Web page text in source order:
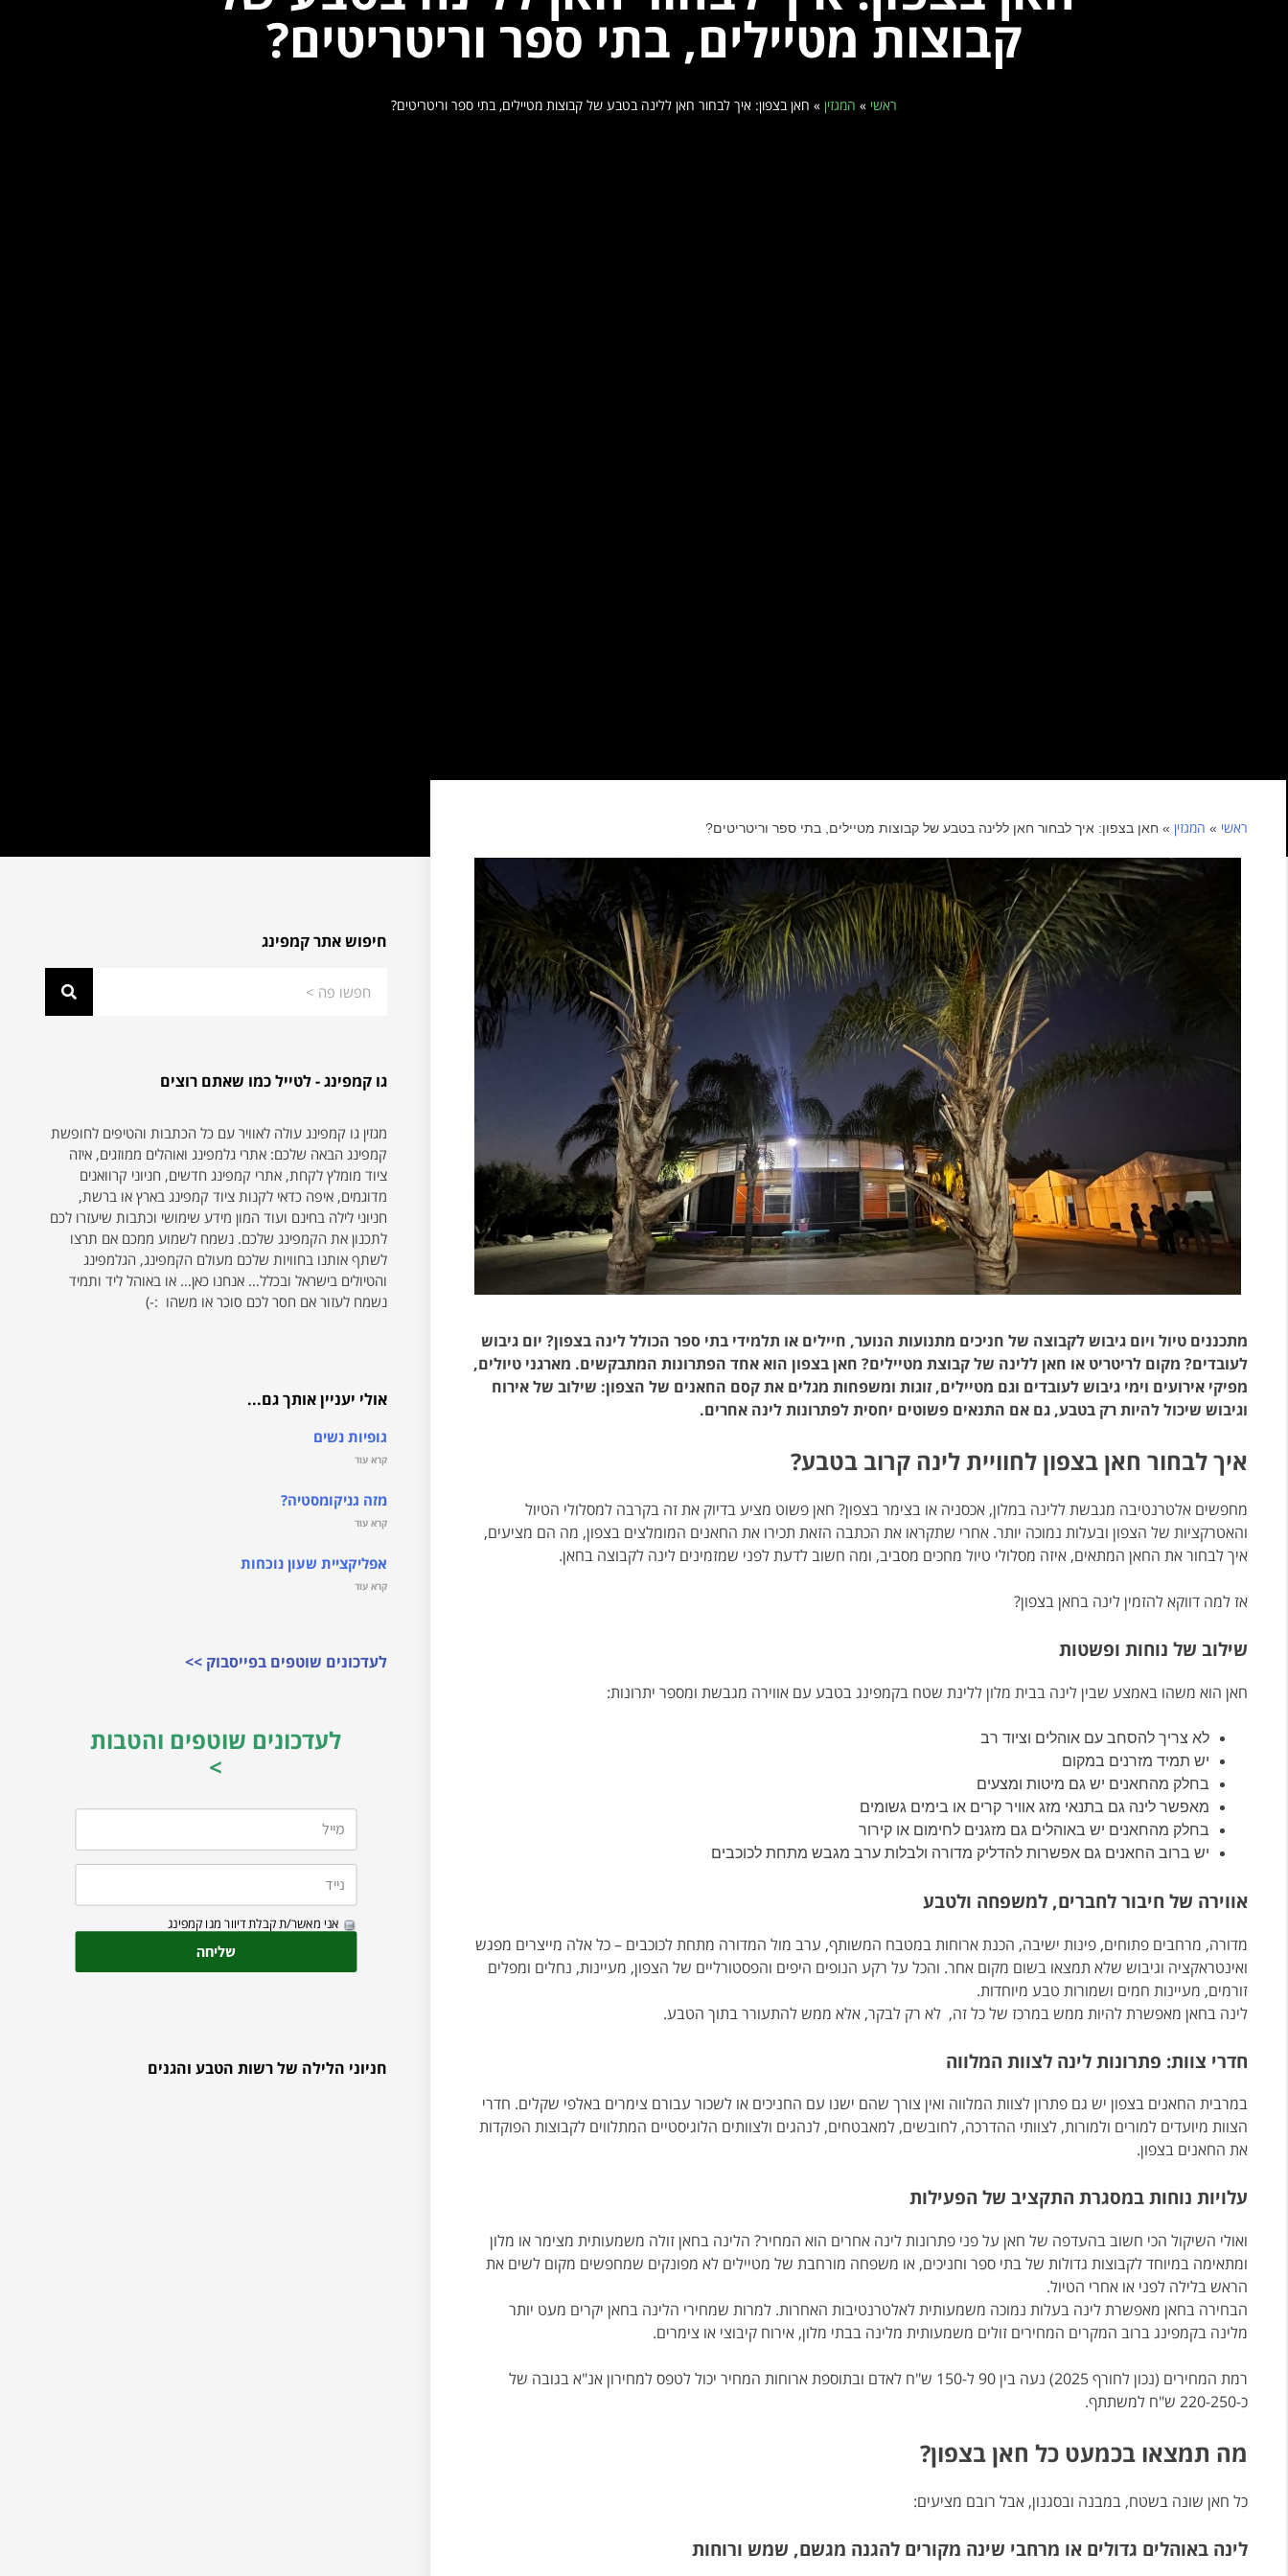
קבוצות מטיילים, בתי ספר וריטריטים?
ראשי » המגזין » חאן בצפון: איך לבחור חאן ללינה בטבע של קבוצות מטיילים, בתי ספר וריטריטים?
ראשי » המגזין » חאן בצפון: איך לבחור חאן ללינה בטבע של קבוצות מטיילים, בתי ספר וריטריטים?
מתכננים טיול ויום גיבוש לקבוצה של חניכים מתנועות הנוער, חיילים או תלמידי בתי ספר הכולל לינה בצפון? יום גיבוש
לעובדים? מקום לריטריט או חאן ללינה של קבוצת מטיילים? חאן בצפון הוא אחד הפתרונות המתבקשים. מארגני טיולים,
מפיקי אירועים וימי גיבוש לעובדים וגם מטיילים, זוגות ומשפחות מגלים את קסם החאנים של הצפון: שילוב של אירוח
וגיבוש שיכול להיות רק בטבע, גם אם התנאים פשוטים יחסית לפתרונות לינה אחרים.
איך לבחור חאן בצפון לחוויית לינה קרוב בטבע?
מחפשים אלטרנטיבה מגבשת ללינה במלון, אכסניה או בצימר בצפון? חאן פשוט מציע בדיוק את זה בקרבה למסלולי הטיול
והאטרקציות של הצפון ובעלות נמוכה יותר. אחרי שתקראו את הכתבה הזאת תכירו את החאנים המומלצים בצפון, מה הם מציעים,
איך לבחור את החאן המתאים, איזה מסלולי טיול מחכים מסביב, ומה חשוב לדעת לפני שמזמינים לינה לקבוצה בחאן.
אז למה דווקא להזמין לינה בחאן בצפון?
שילוב של נוחות ופשטות
חאן הוא משהו באמצע שבין לינה בבית מלון ללינת שטח בקמפינגבטבע עם אווירה מגבשת ומספר יתרונות:
לא צריך להסחב עם אוהלים וציוד רב
יש תמיד מזרנים במקום
בחלק מהחאנים יש גם מיטות ומצעים
מאפשר לינה גם בתנאי מזג אוויר קרים או בימים גשומים
בחלק מהחאנים יש באוהלים גם מזגנים לחימום או קירור
יש ברוב החאנים גם אפשרות להדליק מדורה ולבלות ערב מגבש מתחת לכוכבים
אווירה של חיבור לחברים, למשפחה ולטבע
מדורה, מרחבים פתוחים, פינות ישיבה, הכנת ארוחות במטבח המשותף, ערב מול המדורה מתחת לכוכבים – כל אלה מייצרים מפגש
ואינטראקציה וגיבוש שלא תמצאו בשום מקום אחר. והכל על רקע הנופים היפים והפסטורליים של הצפון, מעיינות, נחלים ומפלים
זורמים, מעיינות חמים ושמורות טבע מיוחדות.
לינה בחאן מאפשרת להיות ממש במרכז של כל זה, לא רק לבקר, אלא ממשלהתעורר בתוך הטבע.
חדרי צוות: פתרונות לינה לצוות המלווה
במרבית החאנים בצפון יש גם פתרון לצוות המלווה ואין צורך שהם ישנו עם החניכים או לשכור עבורם צימרים באלפי שקלים. חדרי
הצוות מיועדים למורים ולמורות, לצוותי ההדרכה, לחובשים, למאבטחים, לנהגים ולצוותים הלוגיסטיים המתלווים לקבוצות הפוקדות
את החאנים בצפון.
עלויות נוחות במסגרת התקציב של הפעילות
ואולי השיקול הכי חשוב בהעדפה של חאן על פני פתרונות לינה אחרים הוא המחיר? הלינה בחאן זולה משמעותית מצימר או מלון
ומתאימה במיוחד לקבוצות גדולות של בתי ספר וחניכים, או משפחה מורחבת של מטיילים לא מפונקים שמחפשים מקום לשים את
הראש בלילה לפני או אחרי הטיול.
הבחירה בחאן מאפשרת לינה בעלות נמוכה משמעותית לאלטרנטיבות האחרות. למרות שמחירי הלינה בחאן יקרים מעט יותר
מלינה בקמפינג ברוב המקרים המחירים זולים משמעותית מלינה בבתי מלון, אירוח קיבוצי או צימרים.
רמת המחירים (נכון לחורף 2025) נעה בין 90 ל-150 ש"ח לאדם ובתוספת ארוחות המחיר יכול לטפס למחירון אנ"א בגובה של
כ-220-250 ש"ח למשתתף.
מה תמצאו בכמעט כל חאן בצפון?
כל חאן שונה בשטח, במבנה ובסגנון, אבל רובם מציעים:
לינה באוהלים גדולים או מרחבי שינה מקורים להגנה מגשם, שמש ורוחות
חיפוש אתר קמפינג
גו קמפינג - לטייל כמו שאתם רוצים
מגזין גו קמפינג עולה לאוויר עם כל הכתבות והטיפים לחופשת
קמפינג הבאה שלכם: אתרי גלמפינג ואוהלים ממוזגים, איזה
ציוד מומלץ לקחת, אתרי קמפינג חדשים, חניוני קרוואנים
מדוגמים, איפה כדאי לקנות ציוד קמפינג בארץ או ברשת,
חניוני לילה בחינם ועוד המון מידע שימושי וכתבות שיעזרו לכם
לתכנון את הקמפינג שלכם. נשמח לשמוע ממכם אם תרצו
לשתף אותנו בחוויות שלכם מעולם הקמפינג, הגלמפינג
והטיולים בישראל ובכלל… אנחנו כאן… או באוהל ליד ותמיד
נשמח לעזור אם חסר לכם סוכר או משהו :-)
אולי יעניין אותך גם...
גופיות נשים
קרא עוד
מזה גניקומסטיה?
קרא עוד
אפליקציית שעון נוכחות
קרא עוד
לעדכונים שוטפים בפייסבוק >>
לעדכונים שוטפים והטבות
>
אני מאשר/ת קבלת דיוור מגו קמפינג
חניוני הלילה של רשות הטבע והגנים